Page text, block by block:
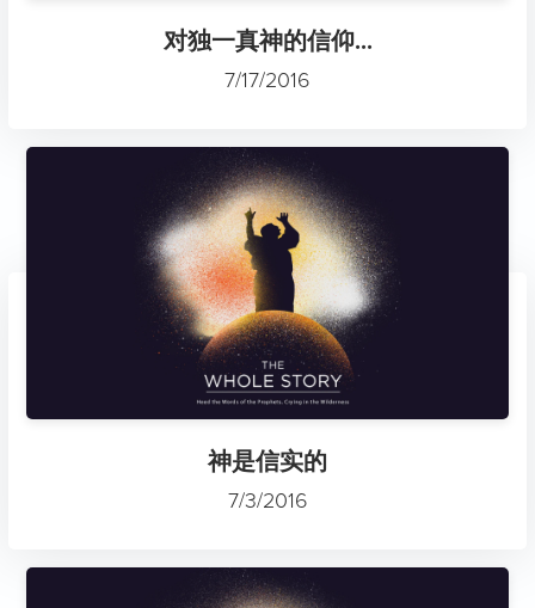
对独一真神的信仰...
7/17/2016
神是信实的
7/3/2016